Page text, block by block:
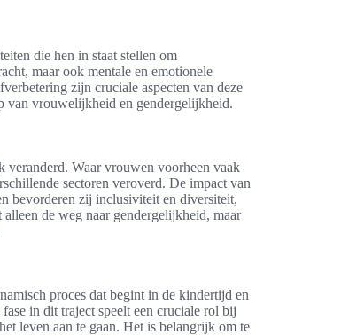
die hen in staat stellen om
maar ook mentale en emotionele
zijn cruciale aspecten van deze
van vrouwelijkheid en gendergelijkheid.
veranderd. Waar vrouwen voorheen vaak
sectoren veroverd. De impact van
bevorderen zij inclusiviteit en diversiteit,
de weg naar gendergelijkheid, maar
proces dat begint in de kindertijd en
in dit traject speelt een cruciale rol bij
leven aan te gaan. Het is belangrijk om te